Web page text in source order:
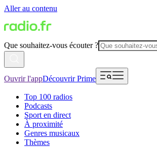
Aller au contenu
Que souhaitez-vous écouter ?
Ouvrir l'appDécouvrir Prime
Top 100 radios
Podcasts
Sport en direct
À proximité
Genres musicaux
Thèmes